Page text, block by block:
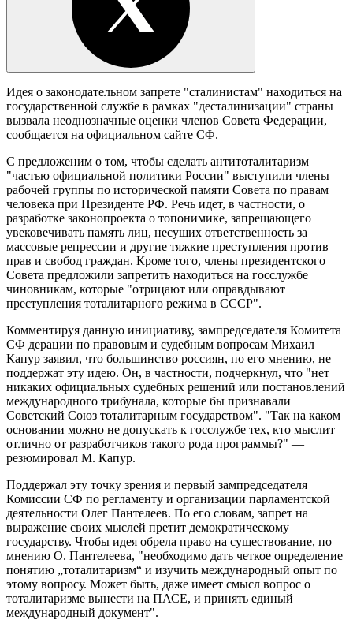
Идея о законодательном запрете "сталинистам" находиться на
государственной службе в рамках "десталинизации" страны
вызвала неоднозначные оценки членов Совета Федерации,
сообщается на официальном сайте СФ.
С предложеним о том, чтобы сделать антитоталитаризм
"частью официальной политики России" выступили члены
рабочей группы по исторической памяти Совета по правам
человека при Президенте РФ. Речь идет, в частности, о
разработке законопроекта о топонимике, запрещающего
увековечивать память лиц, несущих ответственность за
массовые репрессии и другие тяжкие преступления против
прав и свобод граждан. Кроме того, члены президентского
Совета предложили запретить находиться на госслужбе
чиновникам, которые "отрицают или оправдывают
преступления тоталитарного режима в СССР".
Комментируя данную инициативу, зампредседателя Комитета
СФ дерации по правовым и судебным вопросам Михаил
Капур заявил, что большинство россиян, по его мнению, не
поддержат эту идею. Он, в частности, подчеркнул, что "нет
никаких официальных судебных решений или постановлений
международного трибунала, которые бы признавали
Советский Союз тоталитарным государством". "Так на каком
основании можно не допускать к госслужбе тех, кто мыслит
отлично от разработчиков такого рода программы?" —
резюмировал М. Капур.
Поддержал эту точку зрения и первый зампредседателя
Комиссии СФ по регламенту и организации парламентской
деятельности Олег Пантелеев. По его словам, запрет на
выражение своих мыслей претит демократическому
государству. Чтобы идея обрела право на существование, по
мнению О. Пантелеева, "необходимо дать четкое определение
понятию „тоталитаризм“ и изучить международный опыт по
этому вопросу. Может быть, даже имеет смысл вопрос о
тоталитаризме вынести на ПАСЕ, и принять единый
международный документ".